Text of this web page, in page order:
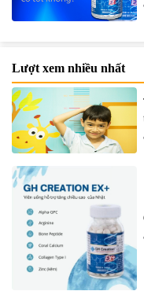
Lượt xem nhiều nhất